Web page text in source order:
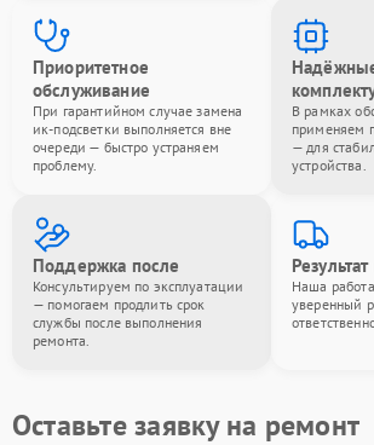
Приоритетное
обслуживание
При гарантийном случае замена
ик-подсветки выполняется вне
очереди — быстро устраняем
проблему.
В рамках
применяем
— для
устройства.
Поддержка после
Консультируем по эксплуатации
— помогаем продлить срок
службы после выполнения
ремонта.
Наша
уверенный
Оставьте заявку на ремонт